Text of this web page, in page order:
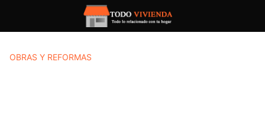
OBRAS Y REFORMAS